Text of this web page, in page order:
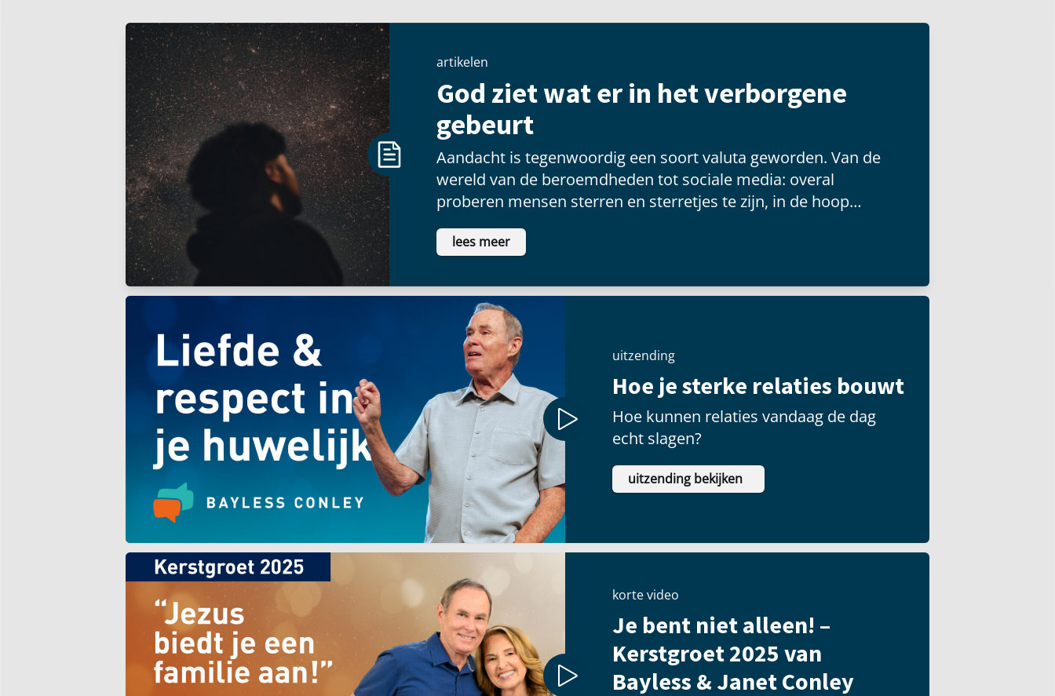
artikelen
God ziet wat er in het verborgene
gebeurt
Aandacht is tegenwoordig een soort valuta geworden. Van de
wereld van de beroemdheden tot sociale media: overal
proberen mensen sterren en sterretjes te zijn, in de hoop
voldoening te vinden als ze voor een groot publiek kunnen
schitteren.
lees meer
uitzending
Hoe je sterke relaties bouwt
Hoe kunnen relaties vandaag de dag
echt slagen?
uitzending bekijken
korte video
Je bent niet alleen! –
Kerstgroet 2025 van
Bayless & Janet Conley